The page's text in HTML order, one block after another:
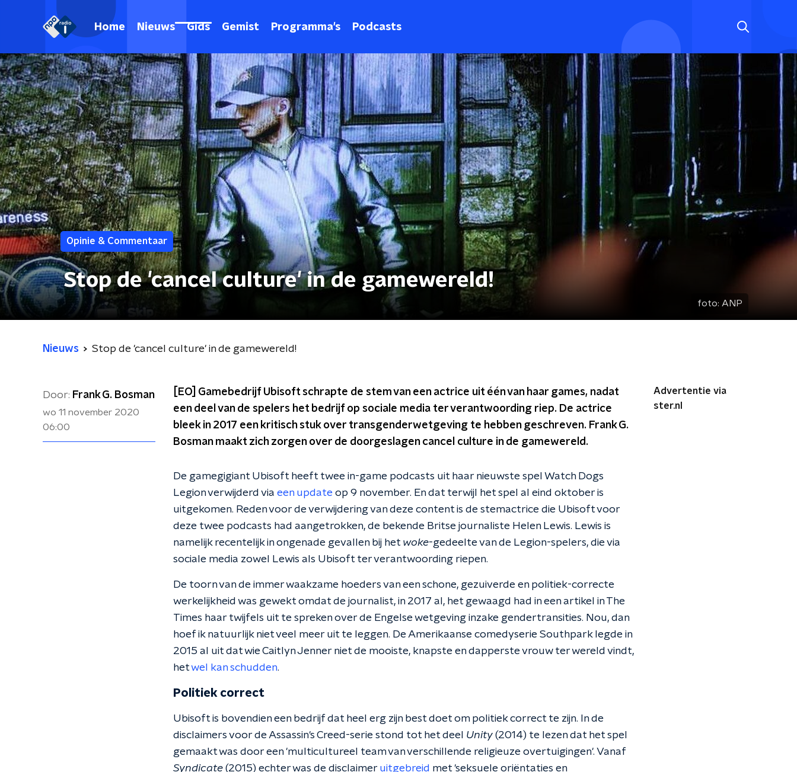
Home Nieuws Gids Gemist Programma's Podcasts
Opinie & Commentaar
Stop de 'cancel culture' in de gamewereld!
foto: ANP
Nieuws Stop de 'cancel culture' in de gamewereld!
Door: Frank G. Bosman
wo 11 november 2020
06:00
[EO] Gamebedrijf Ubisoft schrapte de stem van een actrice uit één van haar games, nadat
een deel van de spelers het bedrijf op sociale media ter verantwoording riep. De actrice
bleek in 2017 een kritisch stuk over transgenderwetgeving te hebben geschreven. Frank G.
Bosman maakt zich zorgen over de doorgeslagen cancel culture in de gamewereld.
De gamegigiant Ubisoft heeft twee in-game podcasts uit haar nieuwste spel Watch Dogs
Legion verwijderd via een update op 9 november. En dat terwijl het spel al eind oktober is
uitgekomen. Reden voor de verwijdering van deze content is de stemactrice die Ubisoft voor
deze twee podcasts had aangetrokken, de bekende Britse journaliste Helen Lewis. Lewis is
namelijk recentelijk in ongenade gevallen bij het woke-gedeelte van de Legion-spelers, die via
sociale media zowel Lewis als Ubisoft ter verantwoording riepen.
De toorn van de immer waakzame hoeders van een schone, gezuiverde en politiek-correcte
werkelijkheid was gewekt omdat de journalist, in 2017 al, het gewaagd had in een artikel in The
Times haar twijfels uit te spreken over de Engelse wetgeving inzake gendertransities. Nou, dan
hoef ik natuurlijk niet veel meer uit te leggen. De Amerikaanse comedyserie Southpark legde in
2015 al uit dat wie Caitlyn Jenner niet de mooiste, knapste en dapperste vrouw ter wereld vindt,
hetwel kan schudden.
Politiek correct
Ubisoft is bovendien een bedrijf dat heel erg zijn best doet om politiek correct te zijn. In de
disclaimers voor de Assassin's Creed-serie stond tot het deel Unity (2014) te lezen dat het spel
gemaakt was door een 'multicultureel team van verschillende religieuze overtuigingen'. Vanaf
Syndicate (2015) echter was de disclaimer uitgebreid met 'seksuele oriëntaties en
Advertentie via
ster.nl